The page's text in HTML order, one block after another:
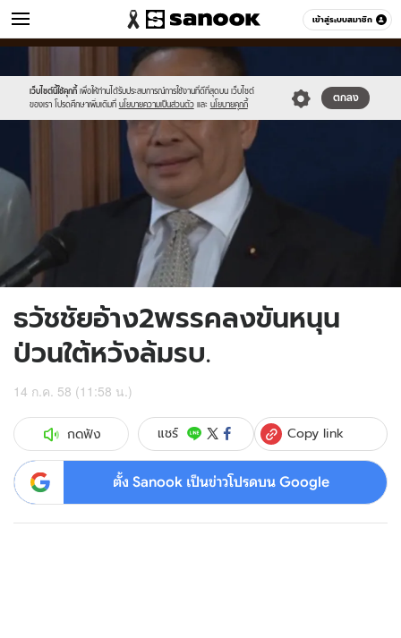
เข้าสู่ระบบสมาชิก
ข่าว หมวดอื่นๆ
เว็บไซต์นี้ใช้คุกกี้ เพื่อให้ท่านได้รับประสบการณ์การใช้งานที่ดีที่สุดบน เว็บไซต์
ของเรา โปรดศึกษาเพิ่มเติมที่ นโยบายความเป็นส่วนตัว และ นโยบายคุกกี้
ตกลง
//s.isanook.com/sr/0/images/logo-
new-
sanook.png
//s.isanook.com/ns/0/ud/365/1829702/631829-
01.jpg
ธวัชชัยอ้าง2พรรคลงขันหนุน
ป่วนใต้หวังล้มรบ.
14 ก.ค. 58 (11:58 น.)
กดฟัง แชร์ Copy link
ตั้ง Sanook เป็นข่าวโปรดบน Google